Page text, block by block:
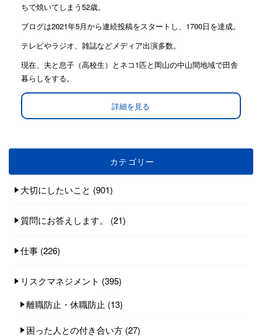
ちで焼いてしまう52歳。
ブログは2021年5月から連続投稿をスタートし、1700日を達成。
テレビやラジオ、雑誌などメディア出演多数。
現在、夫と息子（高校生）とネコ1匹と岡山の中山間地域で田舎
暮らしをする。
詳細を見る
カテゴリー
大切にしたいこと (901)
質問にお答えします。 (21)
仕事 (226)
リスクマネジメント (395)
離職防止・休職防止 (13)
困った人との付き合い方 (27)